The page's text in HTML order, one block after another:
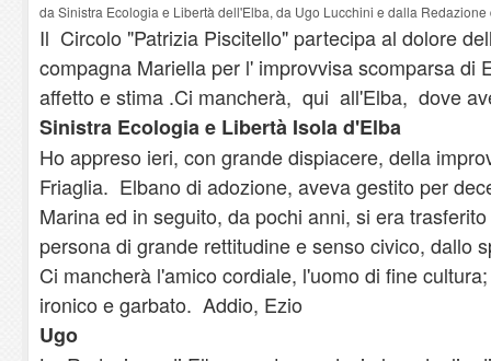
da Sinistra Ecologia e Libertà dell'Elba, da Ugo Lucchini e dalla Redazione
Il Circolo "Patrizia Piscitello" partecipa al dolore
compagna Mariella per l' improvvisa scomparsa di
affetto e stima .Ci mancherà, qui all'Elba, dove
Sinistra Ecologia e Libertà Isola d'Elba
Ho appreso ieri, con grande dispiacere, della
Friaglia. Elbano di adozione, aveva gestito per
Marina ed in seguito, da pochi anni, si era
persona di grande rettitudine e senso civico, dallo
Ci mancherà l'amico cordiale, l'uomo di fine
ironico e garbato. Addio, Ezio
Ugo